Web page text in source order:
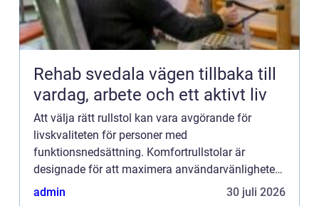
Rehab svedala vägen tillbaka till
vardag, arbete och ett aktivt liv
Att välja rätt rullstol kan vara avgörande för
livskvaliteten för personer med
funktionsnedsättning. Komfortrullstolar är
designade för att maximera användarvänligheten
och komforten för personer...
admin 30 juli 2026